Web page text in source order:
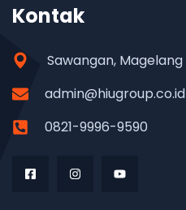
Kontak
Sawangan, Magelang
admin@hiugroup.co.id
0821-9996-9590